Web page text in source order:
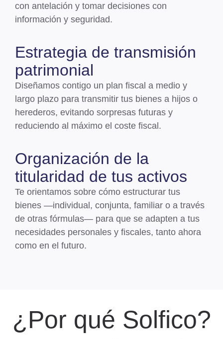
con antelación y tomar decisiones con
información y seguridad.
Estrategia de transmisión
patrimonial
Diseñamos contigo un plan fiscal a medio y
largo plazo para transmitir tus bienes a hijos o
herederos, evitando sorpresas futuras y
reduciendo al máximo el coste fiscal.
Organización de la
titularidad de tus activos
Te orientamos sobre cómo estructurar tus
bienes —individual, conjunta, familiar o a través
de otras fórmulas— para que se adapten a tus
necesidades personales y fiscales, tanto ahora
como en el futuro.
¿Por qué Solfico?